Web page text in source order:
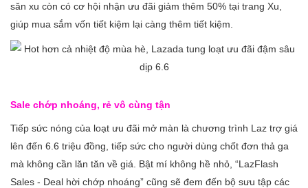
săn xu còn có cơ hội nhận ưu đãi giảm thêm 50% tại trang Xu,
giúp mua sắm vốn tiết kiệm lại càng thêm tiết kiệm.
Sale chớp nhoáng, rẻ vô cùng tận
Tiếp sức nóng của loạt ưu đãi mở màn là chương trình Laz trợ giá
lên đến 6.6 triệu đồng, tiếp sức cho người dùng chốt đơn thả ga
mà không cần lăn tăn về giá. Bật mí không hề nhỏ, “LazFlash
Sales - Deal hời chớp nhoáng” cũng sẽ đem đến bộ sưu tập các